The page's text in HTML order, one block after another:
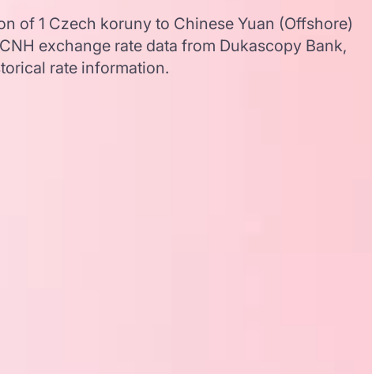
of 1 Czech koruny to Chinese Yuan (Offshore)
exchange rate data from Dukascopy Bank,
rate information.